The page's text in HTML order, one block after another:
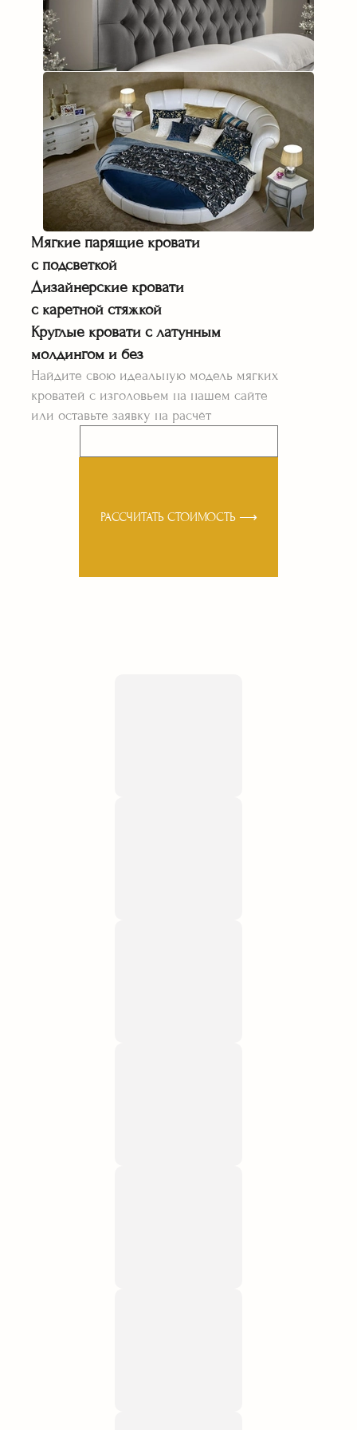
Мягкие парящие кровати
с подсветкой
Дизайнерские кровати
с каретной стяжкой
Круглые кровати с латунным
молдингом и без
Найдите свою идеальную модель мягких
кроватей с изголовьем на нашем сайте
или оставьте заявку на расчёт
РАССЧИТАТЬ СТОИМОСТЬ ⟶